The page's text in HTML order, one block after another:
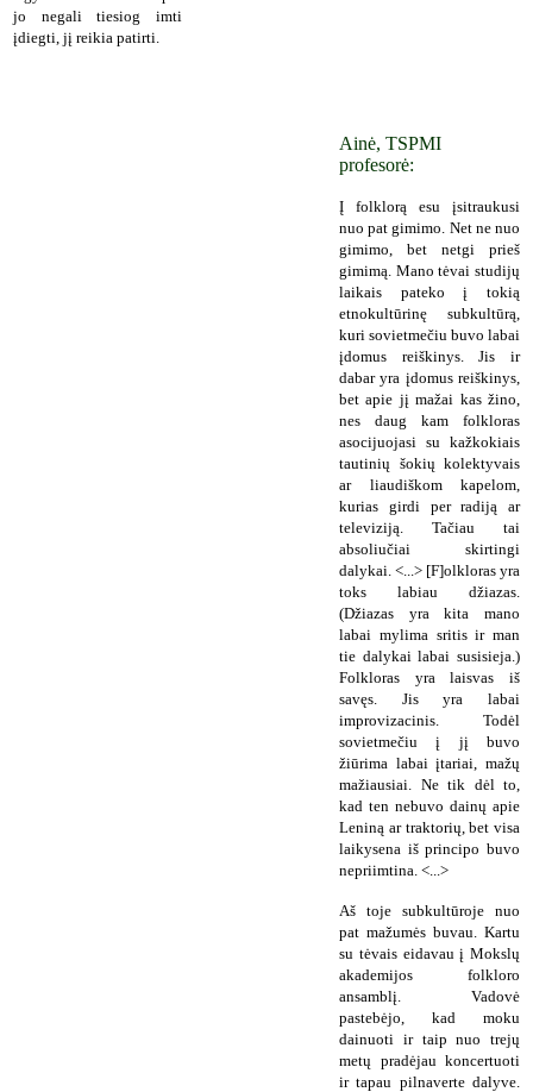
jo negali tiesiog imti
įdiegti, jį reikia patirti.
Ainė, TSPMI
profesorė:
Į folklorą esu įsitraukusi
nuo pat gimimo. Net ne nuo
gimimo, bet netgi prieš
gimimą. Mano tėvai studijų
laikais pateko į tokią
etnokultūrinę subkultūrą,
kuri sovietmečiu buvo labai
įdomus reiškinys. Jis ir
dabar yra įdomus reiškinys,
bet apie jį mažai kas žino,
nes daug kam folkloras
asocijuojasi su kažkokiais
tautinių šokių kolektyvais
ar liaudiškom kapelom,
kurias girdi per radiją ar
televiziją. Tačiau tai
absoliučiai skirtingi
dalykai. <...> [F]olkloras yra
toks labiau džiazas.
(Džiazas yra kita mano
labai mylima sritis ir man
tie dalykai labai susisieja.)
Folkloras yra laisvas iš
savęs. Jis yra labai
improvizacinis. Todėl
sovietmečiu į jį buvo
žiūrima labai įtariai, mažų
mažiausiai. Ne tik dėl to,
kad ten nebuvo dainų apie
Leniną ar traktorių, bet visa
laikysena iš principo buvo
nepriimtina. <...>
Aš toje subkultūroje nuo
pat mažumės buvau. Kartu
su tėvais eidavau į Mokslų
akademijos folkloro
ansamblį. Vadovė
pastebėjo, kad moku
dainuoti ir taip nuo trejų
metų pradėjau koncertuoti
ir tapau pilnaverte dalyve.